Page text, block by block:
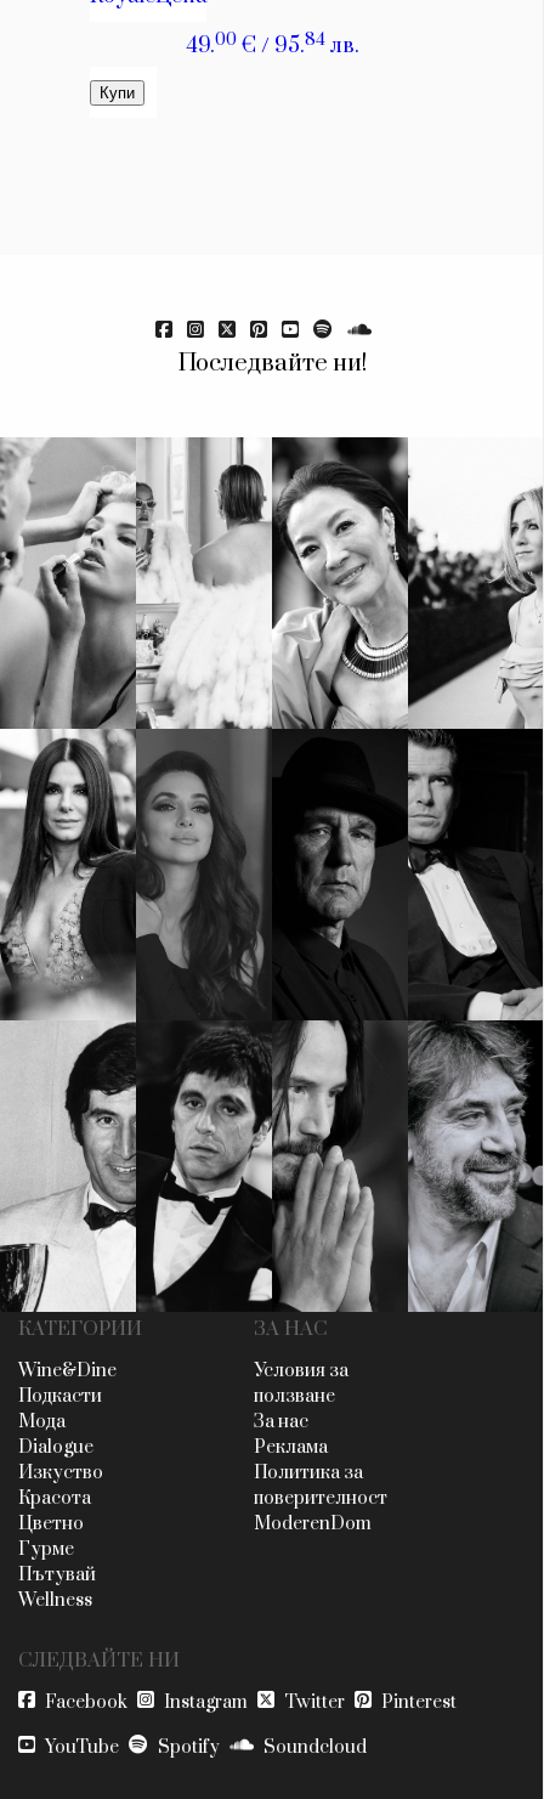
Последвайте ни!
КАТЕГОРИИ
Wine&Dine
Подкасти
Мода
Dialogue
Изкуство
Красота
Цветно
Гурме
Пътувай
Wellness
ЗА НАС
Условия за
ползване
За нас
Реклама
Политика за
поверителност
ModerenDom
СЛЕДВАЙТЕ НИ
Facebook Instagram Twitter
Pinterest
YouTube
Spotify Soundcloud